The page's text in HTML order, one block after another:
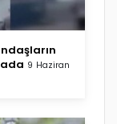
9 Haziran